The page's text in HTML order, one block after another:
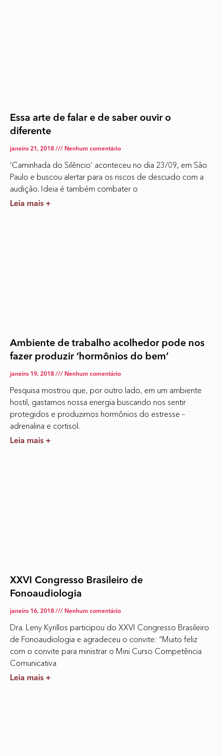
Essa arte de falar e de saber ouvir o
diferente
janeiro 21, 2018 Nenhum comentário
‘Caminhada do Silêncio’ aconteceu no dia 23/09, em São
Paulo e buscou alertar para os riscos de descuido com a
audição. Ideia é também combater o
Leia mais +
Ambiente de trabalho acolhedor pode nos
fazer produzir ‘hormônios do bem’
janeiro 19, 2018 Nenhum comentário
Pesquisa mostrou que, por outro lado, em um ambiente
hostil, gastamos nossa energia buscando nos sentir
protegidos e produzimos hormônios do estresse –
adrenalina e cortisol.
Leia mais +
XXVI Congresso Brasileiro de
Fonoaudiologia
janeiro 16, 2018 Nenhum comentário
Dra. Leny Kyrillos participou do XXVI Congresso Brasileiro
de Fonoaudiologia e agradeceu o convite: “Muito feliz
com o convite para ministrar o Mini Curso Competência
Comunicativa
Leia mais +